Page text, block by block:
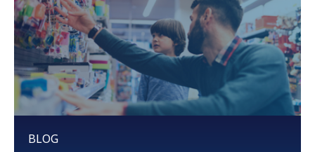
BLOG